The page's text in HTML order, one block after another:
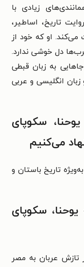
زیادی با
تاریخ، اساطیر،
می‌کند. او که خود از
دل خوشی ندارد.
به زبان قبطی
انگلیسی و عربی
سکوپای
می‌کنیم
تاریخ باستان و
سکوپای
تازش عربان به مصر